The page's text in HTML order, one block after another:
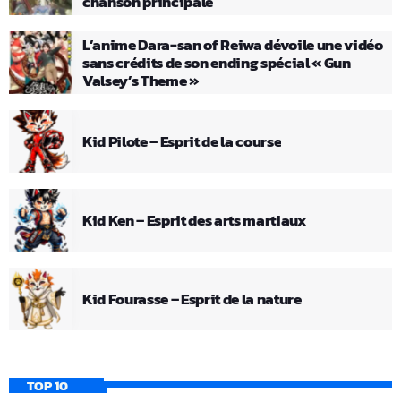
L’anime Dara-san of Reiwa dévoile une vidéo
sans crédits de son ending spécial « Gun
Valsey’s Theme »
Kid Pilote – Esprit de la course
Kid Ken – Esprit des arts martiaux
Kid Fourasse – Esprit de la nature
TOP 10